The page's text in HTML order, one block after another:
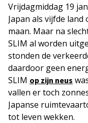
Vrijdagmiddag 19
Japan als vijfde
maan. Maar na
SLIM al worden
stonden de
daardoor geen
SLIM op zijn neus
vallen er toch
Japanse
tot leven wekken.